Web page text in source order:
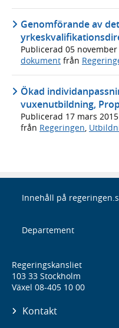
Genomförande av
Publicerad 05 november
dokument från
Ökad
vuxenutbildning,
Publicerad 17 mars 2015
från Regeringen
Innehåll på
Departement
Regeringskansliet
103 33 Stockholm
Växel 08-405 10 00
Kontakt